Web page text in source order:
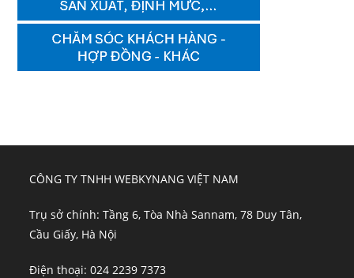
CÔNG TY TNHH WEBKYNANG VIỆT NAM
Trụ sở chính: Tầng 6, Tòa Nhà Sannam, 78 Duy Tân,
Cầu Giấy, Hà Nội
Điện thoại: 024 2239 7373